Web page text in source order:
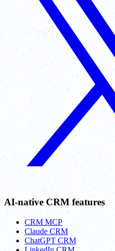
AI-native CRM features
CRM MCP
Claude CRM
ChatGPT CRM